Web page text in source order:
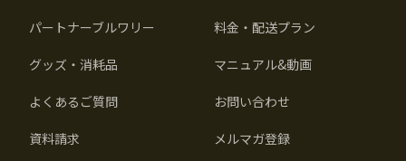
パートナーブルワリー 料金・配送プラン
グッズ・消耗品 マニュアル&動画
よくあるご質問 お問い合わせ
資料請求 メルマガ登録